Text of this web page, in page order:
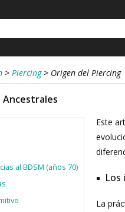
> Piercing > Origen del Piercing
Ancestrales
al BDSM (años 70)
Este
Los
La